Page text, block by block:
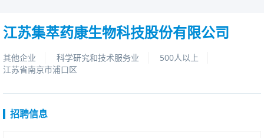
江苏集萃药康生物科技股份有限公司
其他企业 科学研究和技术服务业
500人以上
江苏省南京市浦口区
招聘信息